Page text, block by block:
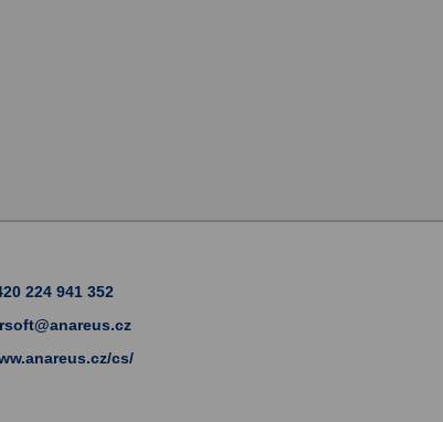
224 941 352
cs/